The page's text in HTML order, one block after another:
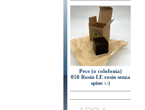
Pece (o colofonia)
050 Rosin LE rosin senza
spine :-)